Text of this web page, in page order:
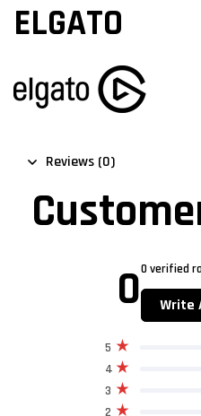
ELGATO
Reviews (0)
00 verified
Write
2
3
4
5